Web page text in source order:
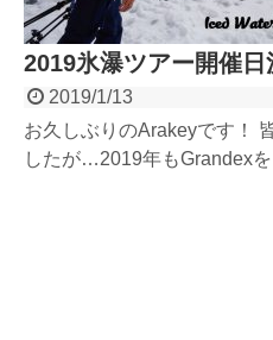
2019氷瀑ツアー開催日
2019/1/13
お久しぶりのArakeyです！
したが…2019年もGrandex